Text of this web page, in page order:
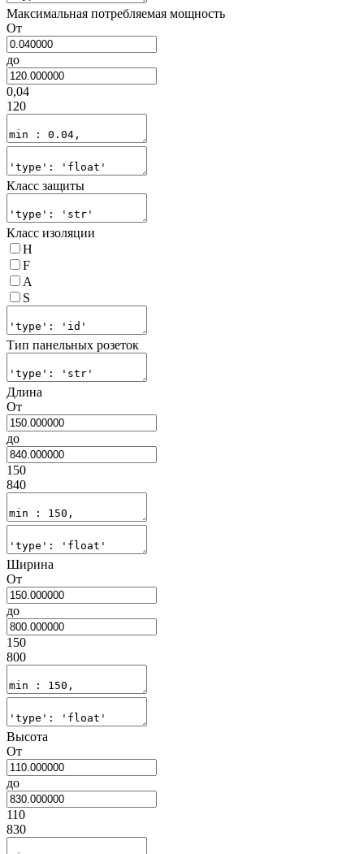
Максимальная потребляемая мощность
От
до
0,04
120
Класс защиты
Класс изоляции
H
F
A
S
Тип панельных розеток
Длина
От
до
150
840
Ширина
От
до
150
800
Высота
От
до
110
830